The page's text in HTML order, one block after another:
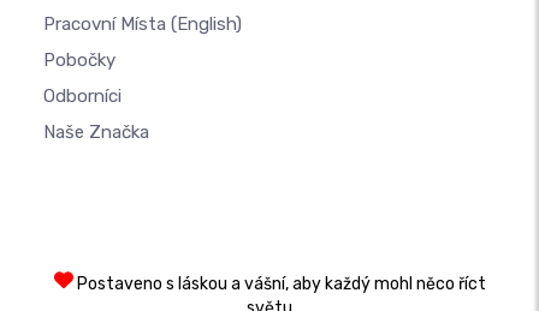
Pracovní Místa (English)
Pobočky
Odborníci
Naše Značka
Postaveno s láskou a vášní, aby každý mohl něco říct